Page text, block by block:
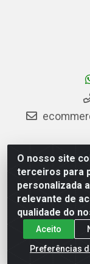
O nosso site
terceiros para
personalizada
relevante de
qualidade do
Aceito
Preferências
AC Araujo
São